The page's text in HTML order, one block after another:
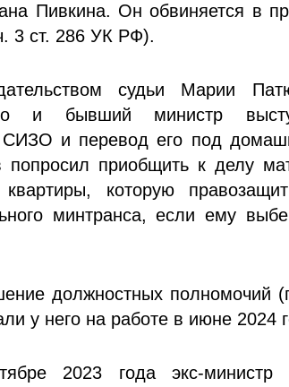
Пивкина. Он обвиняется в
3 ст. 286 УК РФ).
судьи Марии
и бывший министр
и перевод его под
попросил приобщить к делу
которую
минтранса, если ему
должностных полномочий
у него на работе в июне 2024
2023 года экс-министр